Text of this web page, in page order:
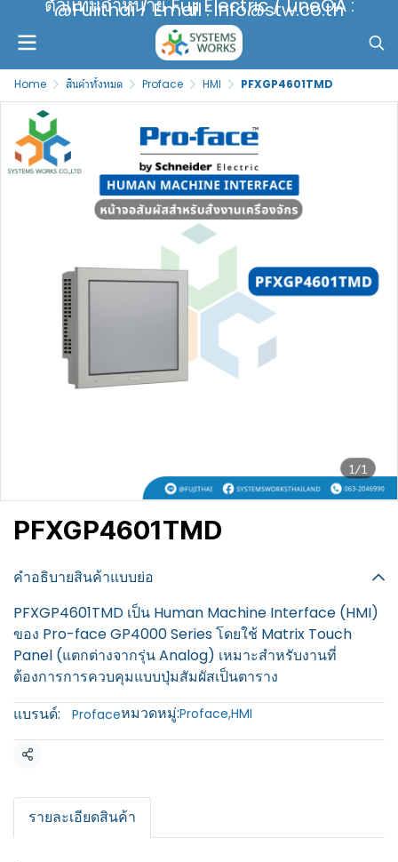
ตัวแทนจำหน่าย Fuji Electric / LineOA :
@Fujithai / Email : info@stw.co.th
Home สินค้าทั้งหมด Proface HMI PFXGP4601TMD
1/1
PFXGP4601TMD
คำอธิบายสินค้าแบบย่อ
PFXGP4601TMD เป็น Human Machine Interface (HMI)
ของ Pro-face GP4000 Series โดยใช้ Matrix Touch
Panel (แตกต่างจากรุ่น Analog) เหมาะสำหรับงานที่
ต้องการการควบคุมแบบปุ่มสัมผัสเป็นตาราง
แบรนด์:
Profaceหมวดหมู่:Proface,HMI
แชร์
รายละเอียดสินค้า